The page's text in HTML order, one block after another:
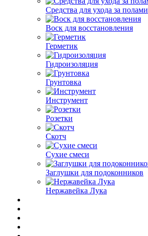
Средства для ухода за полами
Воск для восстановления
Герметик
Гидроизоляция
Грунтовка
Инструмент
Розетки
Скотч
Сухие смеси
Заглушки для подоконников
Нержавейка Лука